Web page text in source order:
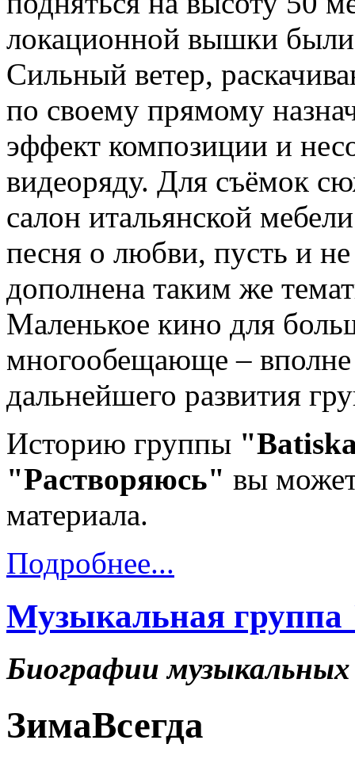
локационной вышки
Сильный ветер,
по своему прямому
эффект композиции и
видеоряду. Для съёмок
салон итальянской
песня о любви, пусть и
дополнена таким же
Маленькое кино для
многообещающе – вполне
дальнейшего развития
Историю группы
"Растворяюсь" вы
материала.
Подробнее...
Музыкальная
Биографии музыкальных
ЗимаВсегда